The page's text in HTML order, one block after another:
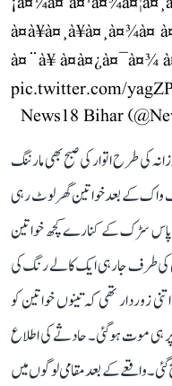
à¤à¥à¤¸à¥à¤¸à¤¾à¤
à¤¨à¥ à¤à¤¿à¤¯à¤¾
pic.twitter.com/
کی طرح اتوار کی صبح بھی مارننگ
صبح کے قریب 6 بجے مارننگ واک کے بعد خواتین گھر لوٹ رہی
پاس سڑک کے کنارے کچھ خواتین
کی طرف جا رہی ایک کالے رنگ کی
زوردار تھی کہ تینوں خواتین کو
پر ہی موت ہو گئی۔ حادثے کی اطلاع
گئی۔ واقعے کے بعد مقامی لوگوں میں